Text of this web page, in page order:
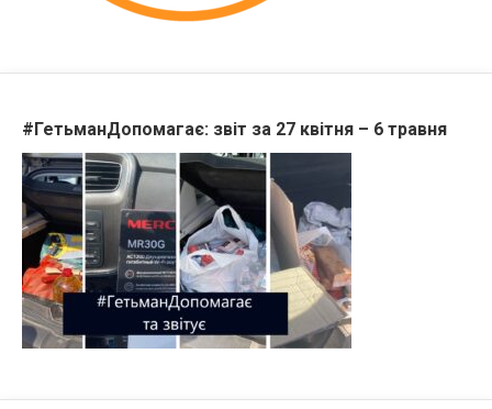
#ГетьманДопомагає: звіт за 27 квітня – 6 травня